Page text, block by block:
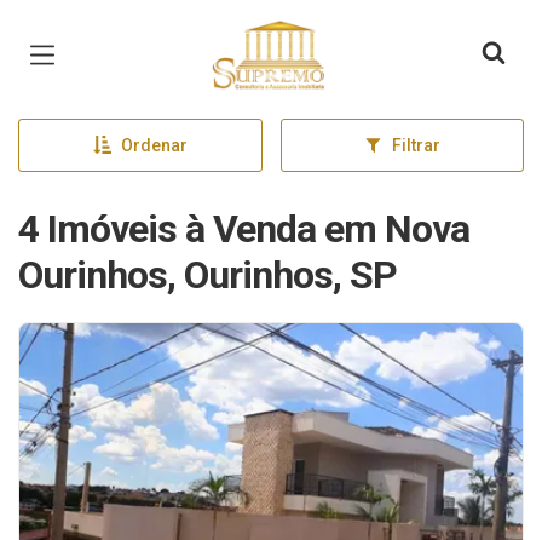
Página inicial
Ordenar Filtrar
4 Imóveis à Venda em Nova
Ourinhos, Ourinhos, SP